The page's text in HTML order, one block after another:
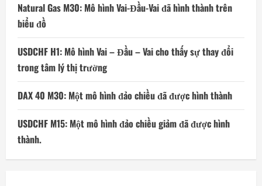
Natural Gas M30: Mô hình Vai-Đầu-Vai đã hình thành trên
biểu đồ
USDCHF H1: Mô hình Vai – Đầu – Vai cho thấy sự thay đổi
trong tâm lý thị trường
DAX 40 M30: Một mô hình đảo chiều đã được hình thành
USDCHF M15: Một mô hình đảo chiều giảm đã được hình
thành.